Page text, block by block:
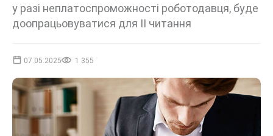
у разі неплатоспроможності роботодавця, буде
доопрацьовуватися для ІІ читання
07.05.2025 1 355